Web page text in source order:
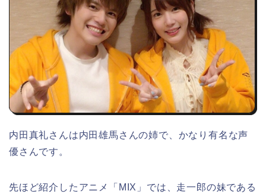
内田真礼さんは内田雄馬さんの姉で、かなり有名な声
優さんです。
先ほど紹介したアニメ「MIX」では、走一郎の妹である